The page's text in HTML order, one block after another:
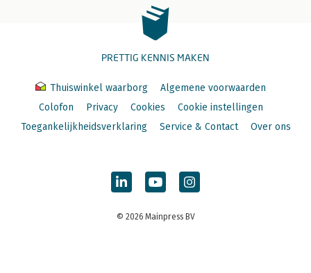
PRETTIG KENNIS MAKEN
Thuiswinkel waarborg
Algemene voorwaarden
Colofon
Privacy Cookies
Cookie instellingen
Toegankelijkheidsverklaring
Service & Contact Over ons
© 2026 Mainpress BV